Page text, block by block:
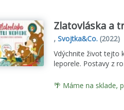
Zlatovláska a
, Svojtka&Co.(2022)
Vdýchnite život tejto
leporele. Postavy z
🌴 Máme na sklade,